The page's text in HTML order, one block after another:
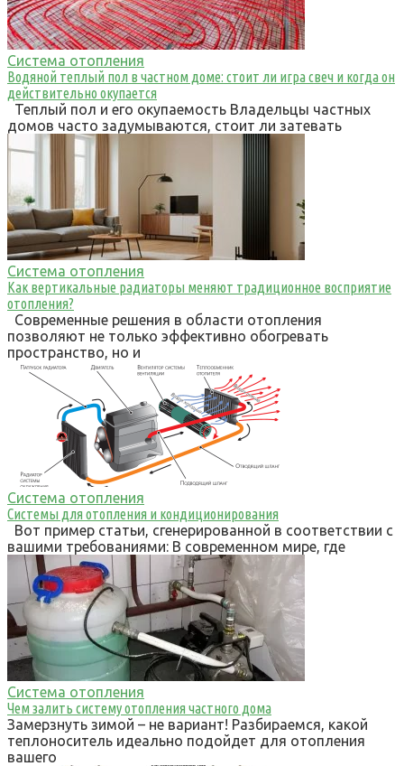
Система отопления
Водяной теплый пол в частном доме: стоит ли игра свеч и когда он
действительно окупается
Теплый пол и его окупаемость Владельцы частных
домов часто задумываются, стоит ли затевать
Система отопления
Как вертикальные радиаторы меняют традиционное восприятие
отопления?
Современные решения в области отопления
позволяют не только эффективно обогревать
пространство, но и
Система отопления
Системы для отопления и кондиционирования
Вот пример статьи, сгенерированной в соответствии с
вашими требованиями: В современном мире, где
Система отопления
Чем залить систему отопления частного дома
Замерзнуть зимой – не вариант! Разбираемся, какой
теплоноситель идеально подойдет для отопления
вашего